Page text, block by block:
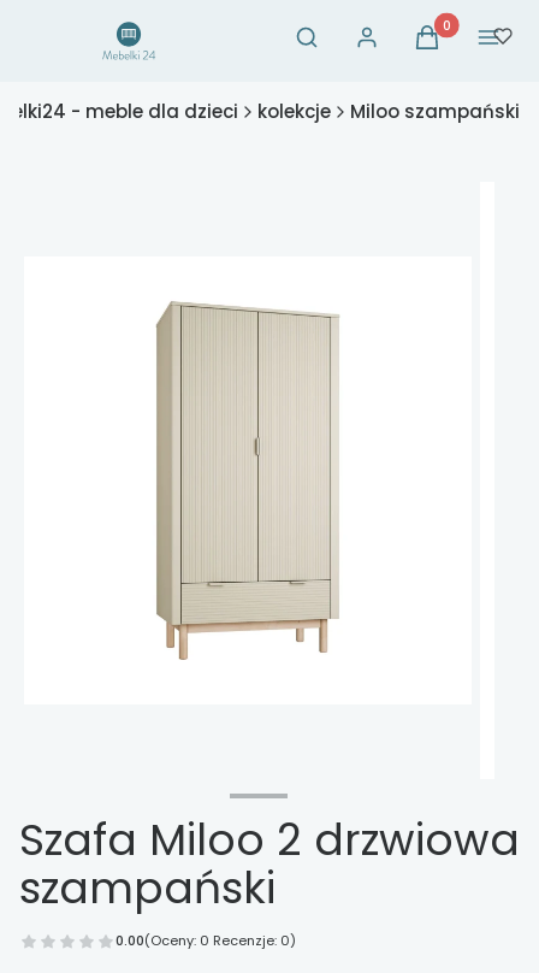
Otwórz wyszukiwarkę
Szukaj Zaloguj sięProdukty w
Koszyk Menu
- meble dla dzieci kolekcje Miloo szampański
Szafa Miloo 2 drzwiowa
szampański
0.00(Oceny: 0 Recenzje: 0)